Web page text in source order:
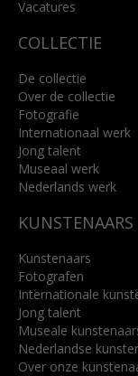
Vacatures
COLLECTIE
De collectie
Over de collectie
Fotografie
Internationaal werk
Jong talent
Museaal werk
Nederlands werk
KUNSTENAARS
Kunstenaars
Fotografen
Internationale
Jong talent
Museale
Nederlandse
Over onze